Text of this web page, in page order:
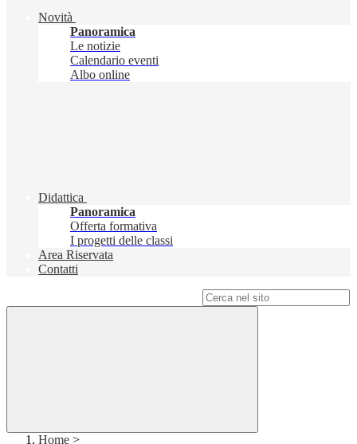
Novità
Panoramica
Le notizie
Calendario eventi
Albo online
Didattica
Panoramica
Offerta formativa
I progetti delle classi
Area Riservata
Contatti
Home >